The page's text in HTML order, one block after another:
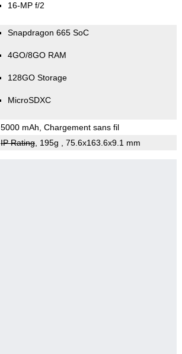
16-MP f/2
Snapdragon 665 SoC
4GO/8GO RAM
128GO Storage
MicroSDXC
5000 mAh, Chargement sans fil
IP Rating, 195g , 75.6x163.6x9.1 mm